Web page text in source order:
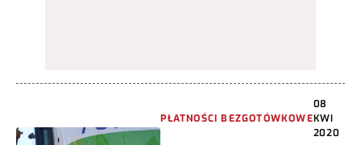
PŁATNOŚCI BEZGOTÓWKOWE
08
KWI
2020